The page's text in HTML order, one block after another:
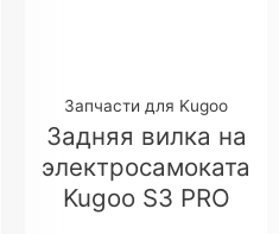
Запчасти для Kugoo
Задняя вилка на
электросамоката
Kugoo S3 PRO